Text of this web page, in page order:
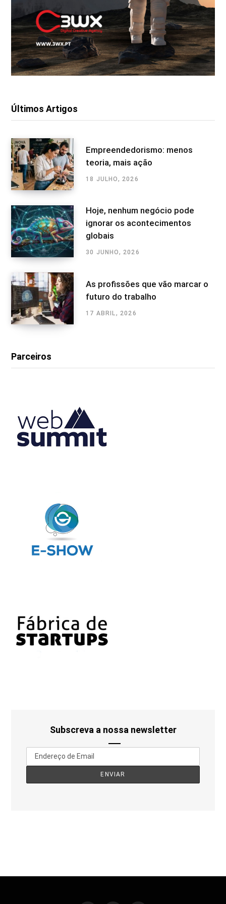
Últimos Artigos
Empreendedorismo: menos
teoria, mais ação
18 JULHO, 2026
Hoje, nenhum negócio pode
ignorar os acontecimentos
globais
30 JUNHO, 2026
As profissões que vão marcar o
futuro do trabalho
17 ABRIL, 2026
Parceiros
Subscreva a nossa newsletter